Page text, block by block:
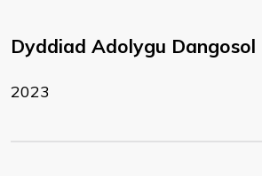
Dyddiad Adolygu Dangosol
2023